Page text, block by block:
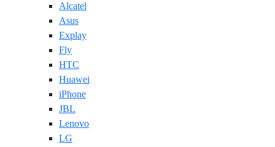
Alcatel
Asus
Explay
Fly
HTC
Huawei
iPhone
JBL
Lenovo
LG